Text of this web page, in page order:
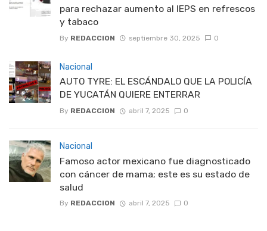
para rechazar aumento al IEPS en refrescos
y tabaco
By REDACCION septiembre 30, 2025 0
Nacional
AUTO TYRE: EL ESCÁNDALO QUE LA POLICÍA
DE YUCATÁN QUIERE ENTERRAR
By REDACCION abril 7, 2025 0
Nacional
Famoso actor mexicano fue diagnosticado
con cáncer de mama; este es su estado de
salud
By REDACCION abril 7, 2025 0